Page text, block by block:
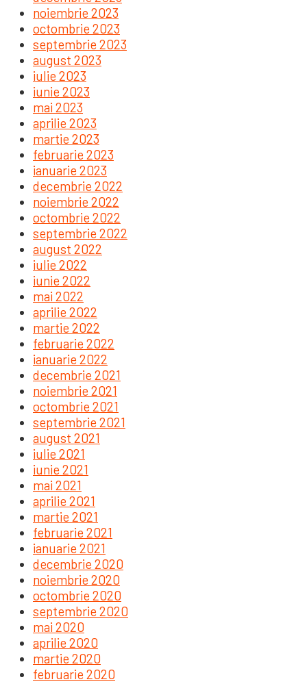
noiembrie 2023
octombrie 2023
septembrie 2023
august 2023
iulie 2023
iunie 2023
mai 2023
aprilie 2023
martie 2023
februarie 2023
ianuarie 2023
decembrie 2022
noiembrie 2022
octombrie 2022
septembrie 2022
august 2022
iulie 2022
iunie 2022
mai 2022
aprilie 2022
martie 2022
februarie 2022
ianuarie 2022
decembrie 2021
noiembrie 2021
octombrie 2021
septembrie 2021
august 2021
iulie 2021
iunie 2021
mai 2021
aprilie 2021
martie 2021
februarie 2021
ianuarie 2021
decembrie 2020
noiembrie 2020
octombrie 2020
septembrie 2020
mai 2020
aprilie 2020
martie 2020
februarie 2020